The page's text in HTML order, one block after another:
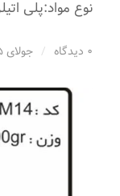
نوع مواد:پلی
0 دیدگاه / جولای 5, 2020